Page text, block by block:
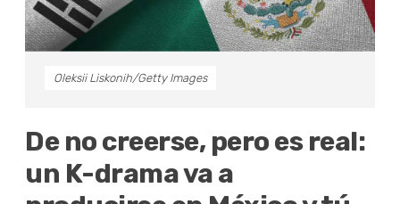
Oleksii Liskonih/Getty Images
De no creerse, pero es real:
un K-drama va a